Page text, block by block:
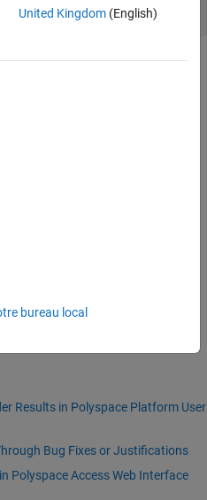
Context Cleanup
Results in Polyspace Platform User
Bug Fixes or Justifications
Polyspace Access Web Interface
United Kingdom(English)
bureau local